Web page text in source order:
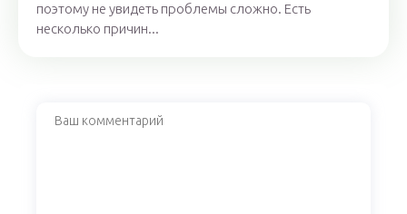
поэтому не увидеть проблемы сложно. Есть
несколько причин...